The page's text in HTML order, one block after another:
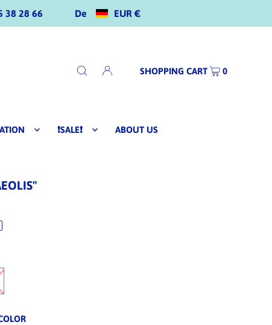
38 28 66 De EUR €
❗SALE❗ ABOUT US
SHOPPING CART 0